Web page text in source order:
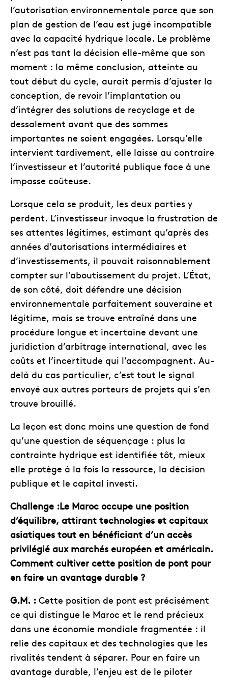
l’autorisation environnementale parce que son
plan de gestion de l’eau est jugé incompatible
avec la capacité hydrique locale. Le problème
n’est pas tant la décision elle-même que son
moment : la même conclusion, atteinte au
tout début du cycle, aurait permis d’ajuster la
conception, de revoir l’implantation ou
d’intégrer des solutions de recyclage et de
dessalement avant que des sommes
importantes ne soient engagées. Lorsqu’elle
intervient tardivement, elle laisse au contraire
l’investisseur et l’autorité publique face à une
impasse coûteuse.
Lorsque cela se produit, les deux parties y
perdent. L’investisseur invoque la frustration de
ses attentes légitimes, estimant qu’après des
années d’autorisations intermédiaires et
d’investissements, il pouvait raisonnablement
compter sur l’aboutissement du projet. L’État,
de son côté, doit défendre une décision
environnementale parfaitement souveraine et
légitime, mais se trouve entraîné dans une
procédure longue et incertaine devant une
juridiction d’arbitrage international, avec les
coûts et l’incertitude qui l’accompagnent. Au-
delà du cas particulier, c’est tout le signal
envoyé aux autres porteurs de projets qui s’en
trouve brouillé.
La leçon est donc moins une question de fond
qu’une question de séquençage : plus la
contrainte hydrique est identifiée tôt, mieux
elle protège à la fois la ressource, la décision
publique et le capital investi.
Challenge :Le Maroc occupe une position
d’équilibre, attirant technologies et capitaux
asiatiques tout en bénéficiant d’un accès
privilégié aux marchés européen et américain.
Comment cultiver cette position de pont pour
en faire un avantage durable ?
G.M. : Cette position de pont est précisément
ce qui distingue le Maroc et le rend précieux
dans une économie mondiale fragmentée : il
relie des capitaux et des technologies que les
rivalités tendent à séparer. Pour en faire un
avantage durable, l’enjeu est de le piloter